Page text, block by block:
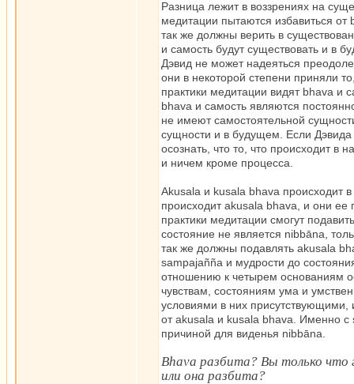
Разница лежит в воззрениях на
медитации пытаются избавиться от
так же должны верить в
и самость будут существовать и в
Дэвид не может надеяться
они в некоторой степени приняли
практики медитации видят bhava и
bhava и самость являются
не имеют самостоятельной
сущности и в будущем. Если
осознать, что то, что происходит в
и ничем кроме процесса.
Akusala и kusala bhava происходит
происходит akusala bhava, и они ее
практики медитации смогут
состояние не является nibbāna,
так же должны подавлять akusala
sampajañña и мудрости до
отношению к четырем основаниям
чувствам, состояниям ума и
условиями в них
от akusala и kusala bhava. Именно с
причиной для виденья nibbāna.
Bhava разбита? Вы только что
или она разбита?